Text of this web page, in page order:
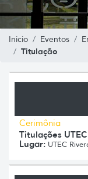
Inicio Eventos
Titulação
Cerimônia
Titulações
Lugar: UTEC